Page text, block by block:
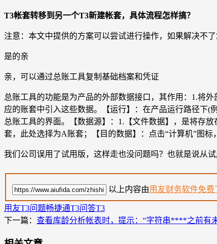
T3帐套转移到另一个T3新建帐套，具体流程怎样搞？
注意：本文中提供的方案可以尝试进行操作，如果解决不了
是的亲
亲，可以通过总账工具复制基础档案和凭证
总账工具的功能是为产品的外部数据接口，其作用：1.将
应的账套中引入这些数据。【运行】：在产品运行路径下(
总账工具的界面。【数据源】：1.【文件数据】，是将存
套，此处选择为A账套；【目的数据】：点击“计算机”图
我们公司误用了试用版，这样走也没问题吗？也就是说从
以上内容由用友财务软件免费
用友T3问题畅捷通T3问答T3
下一篇： 查看库龄分析帐表时，提示：“字符串****之前有